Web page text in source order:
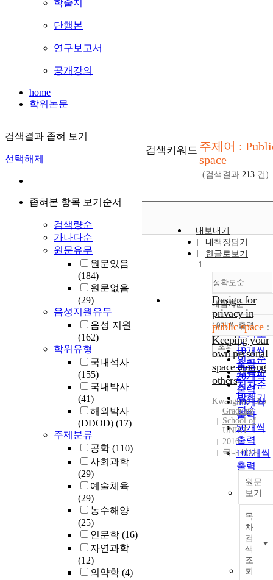
학술지
단행본
연구보고서
공개강의
home
학위논문
검색결과 좁혀 보기
선택해제
좁혀본 항목 보기순서
검색량순
가나다순
원문유무
원문있음
(184)
원문없음
(29)
음성지원유무
음성 지원
(162)
학위유형
국내석사
(155)
국내박사
(41)
해외박사
(DDOD) (17)
주제분류
공학 (110)
사회과학
(29)
예술체육
(29)
농수해양
(25)
인문학 (16)
자연과학
(12)
의약학 (4)
검색키워드 주제어 :
space
(검색결과 213 건)
내보내기
내책장담기
한글로보기
정확도순
정확도
순
인기도
순
연도순
제목순
저자순
발행기
관순
내림차순
내림차
10개씩 출력
10개씩
출력
20개씩
출력
30개씩
출력
50개씩
출력
100개씩
출력
조회
1
Design for
privacy in
public space:
Keeping your
own personal
space among
others
Kwangmin Cho
Graduate
School of
UNIST
2016
국내석사
원문
보기
목
차
검
색
조
회